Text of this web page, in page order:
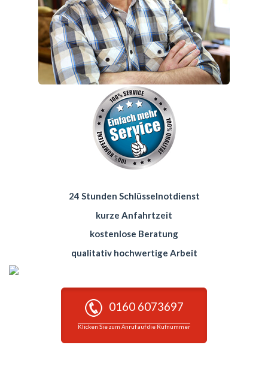
24 Stunden Schlüsselnotdienst
kurze Anfahrtzeit
kostenlose Beratung
qualitativ hochwertige Arbeit
0160 6073697
Klicken Sie zum Anruf auf die Rufnummer